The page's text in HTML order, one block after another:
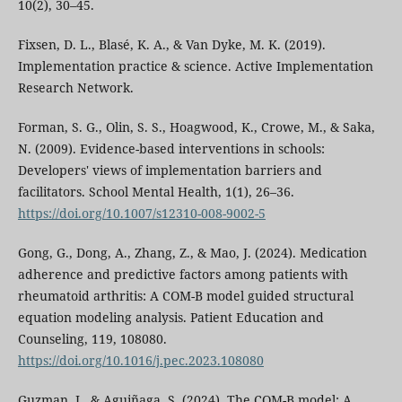
10(2), 30–45.
Fixsen, D. L., Blasé, K. A., & Van Dyke, M. K. (2019).
Implementation practice & science. Active Implementation
Research Network.
Forman, S. G., Olin, S. S., Hoagwood, K., Crowe, M., & Saka,
N. (2009). Evidence-based interventions in schools:
Developers' views of implementation barriers and
facilitators. School Mental Health, 1(1), 26–36.
https://doi.org/10.1007/s12310-008-9002-5
Gong, G., Dong, A., Zhang, Z., & Mao, J. (2024). Medication
adherence and predictive factors among patients with
rheumatoid arthritis: A COM-B model guided structural
equation modeling analysis. Patient Education and
Counseling, 119, 108080.
https://doi.org/10.1016/j.pec.2023.108080